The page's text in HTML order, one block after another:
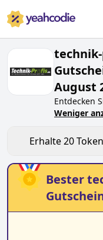
August
Entdecken
verdienen
Sie den
wenn Sie
und
Weniger
Erhalte20
Bester